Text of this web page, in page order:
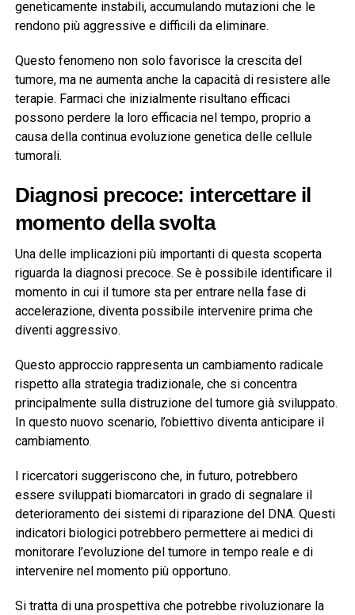
geneticamente instabili, accumulando mutazioni che le
rendono più aggressive e difficili da eliminare.
Questo fenomeno non solo favorisce la crescita del
tumore, ma ne aumenta anche la capacità di resistere alle
terapie. Farmaci che inizialmente risultano efficaci
possono perdere la loro efficacia nel tempo, proprio a
causa della continua evoluzione genetica delle cellule
tumorali.
Diagnosi precoce: intercettare il
momento della svolta
Una delle implicazioni più importanti di questa scoperta
riguarda la diagnosi precoce. Se è possibile identificare il
momento in cui il tumore sta per entrare nella fase di
accelerazione, diventa possibile intervenire prima che
diventi aggressivo.
Questo approccio rappresenta un cambiamento radicale
rispetto alla strategia tradizionale, che si concentra
principalmente sulla distruzione del tumore già sviluppato.
In questo nuovo scenario, l’obiettivo diventa anticipare il
cambiamento.
I ricercatori suggeriscono che, in futuro, potrebbero
essere sviluppati biomarcatori in grado di segnalare il
deterioramento dei sistemi di riparazione del DNA. Questi
indicatori biologici potrebbero permettere ai medici di
monitorare l’evoluzione del tumore in tempo reale e di
intervenire nel momento più opportuno.
Si tratta di una prospettiva che potrebbe rivoluzionare la